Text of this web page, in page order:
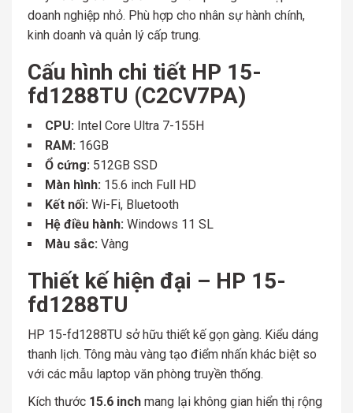
doanh nghiệp nhỏ. Phù hợp cho nhân sự hành chính,
kinh doanh và quản lý cấp trung.
Cấu hình chi tiết HP 15-
fd1288TU (C2CV7PA)
CPU: Intel Core Ultra 7-155H
RAM: 16GB
Ổ cứng: 512GB SSD
Màn hình: 15.6 inch Full HD
Kết nối: Wi-Fi, Bluetooth
Hệ điều hành: Windows 11 SL
Màu sắc: Vàng
Thiết kế hiện đại – HP 15-
fd1288TU
HP 15-fd1288TU sở hữu thiết kế gọn gàng. Kiểu dáng
thanh lịch. Tông màu vàng tạo điểm nhấn khác biệt so
với các mẫu laptop văn phòng truyền thống.
Kích thước 15.6 inch mang lại không gian hiển thị rộng